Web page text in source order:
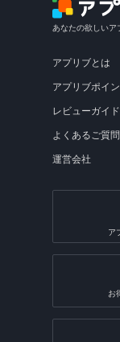
あなたの欲しいア
アプリブとは
アプリブポイ
レビューガイ
よくあるご質問
運営会社
ア
お